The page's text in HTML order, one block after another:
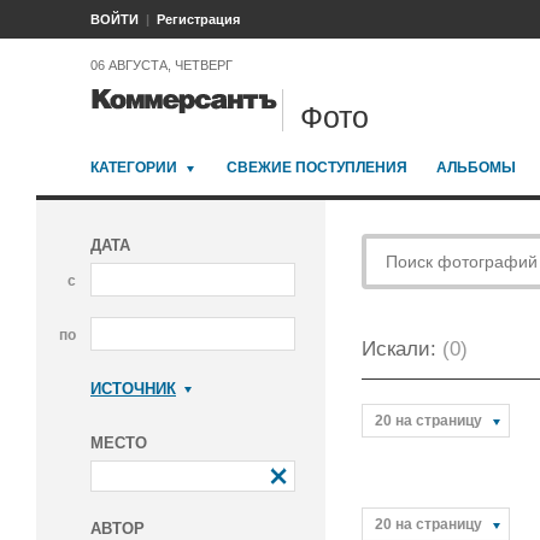
ВОЙТИ Регистрация
06 АВГУСТА, ЧЕТВЕРГ
Фото
КАТЕГОРИИ СВЕЖИЕ ПОСТУПЛЕНИЯ АЛЬБОМЫ
ДАТА
с
по
ИСТОЧНИК
МЕСТО
АВТОР
Искали: (0)
20 на страницу
20 на страницу